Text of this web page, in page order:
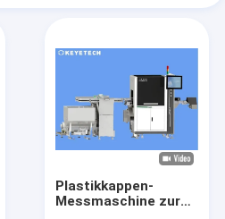
Plastikkappen-
Messmaschine zur